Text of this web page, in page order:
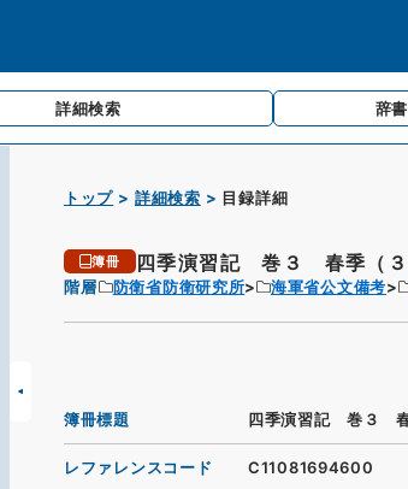
詳細検索 辞
トップ 詳細検索 目録詳細
簿冊 四季演習記 巻３ 春季（
階層 防衛省防衛研究所 海軍省公文備考
簿冊標題 四季演習記 巻３
レファレンスコード C11081694600